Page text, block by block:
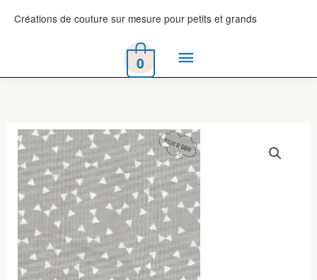
Créations de couture sur mesure pour petits et grands
Menu
0